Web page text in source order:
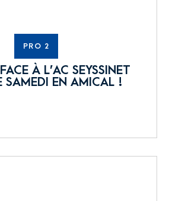
PRO 2
À L’AC SEYSSINET
SAMEDI EN AMICAL !